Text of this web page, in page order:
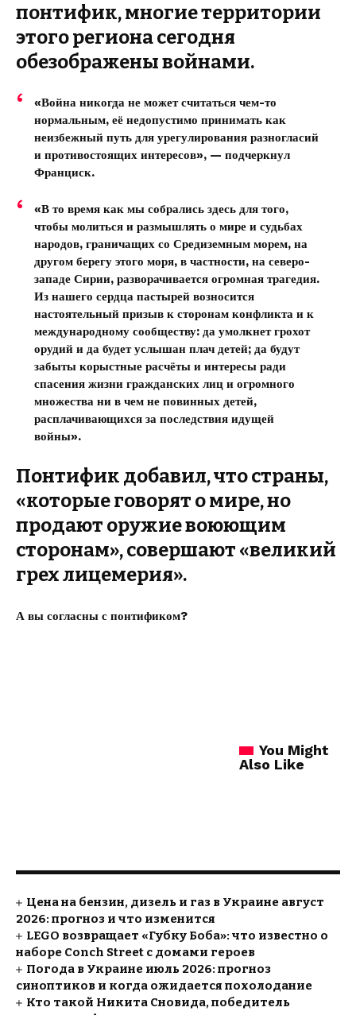
понтифик, многие территории
этого региона сегодня
обезображены войнами.
«Война никогда не может считаться чем-то
нормальным, её недопустимо принимать как
неизбежный путь для урегулирования разногласий
и противостоящих интересов», — подчеркнул
Франциск.
«В то время как мы собрались здесь для того,
чтобы молиться и размышлять о мире и судьбах
народов, граничащих со Средиземным морем, на
другом берегу этого моря, в частности, на северо-
западе Сирии, разворачивается огромная трагедия.
Из нашего сердца пастырей возносится
настоятельный призыв к сторонам конфликта и к
международному сообществу: да умолкнет грохот
орудий и да будет услышан плач детей; да будут
забыты корыстные расчёты и интересы ради
спасения жизни гражданских лиц и огромного
множества ни в чем не повинных детей,
расплачивающихся за последствия идущей
войны».
Понтифик добавил, что страны,
«которые говорят о мире, но
продают оружие воюющим
сторонам», совершают «великий
грех лицемерия».
А вы согласны с понтификом?
You Might
Also Like
Цена на бензин, дизель и газ в Украине август
2026: прогноз и что изменится
LEGO возвращает «Губку Боба»: что известно о
наборе Conch Street с домами героев
Погода в Украине июль 2026: прогноз
синоптиков и когда ожидается похолодание
Кто такой Никита Сновида, победитель